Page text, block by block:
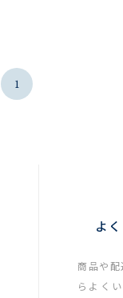
1
よ
商品や
らよく